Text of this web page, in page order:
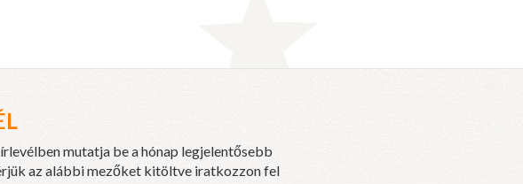
mutatja be a hónap legjelentősebb
az alábbi mezőket kitöltve iratkozzon fel